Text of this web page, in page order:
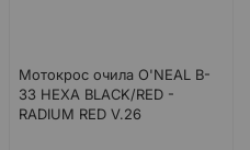
Мотокрос очила O'NEAL B-
33 HEXA BLACK/RED -
RADIUM RED V.26